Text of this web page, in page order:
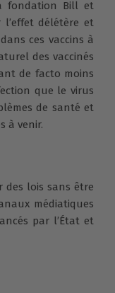
fondation Bill et
l’effet délétère et
ces vaccins à
des vaccinés
de facto moins
que le virus
de santé et
à venir.
des lois sans être
médiatiques
par l’État et